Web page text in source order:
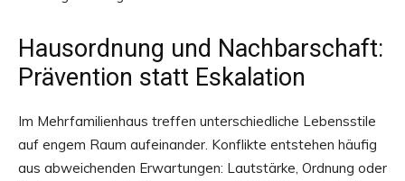
Hausordnung und Nachbarschaft:
Prävention statt Eskalation
Im Mehrfamilienhaus treffen unterschiedliche Lebensstile
auf engem Raum aufeinander. Konflikte entstehen häufig
aus abweichenden Erwartungen: Lautstärke, Ordnung oder